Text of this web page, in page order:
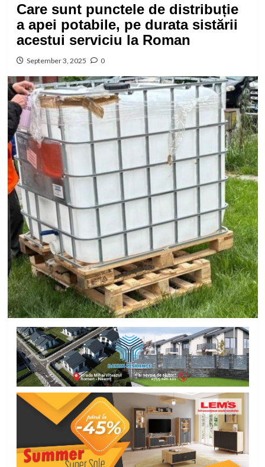
Care sunt punctele de distribuție
a apei potabile, pe durata sistării
acestui serviciu la Roman
September 3, 2025 0